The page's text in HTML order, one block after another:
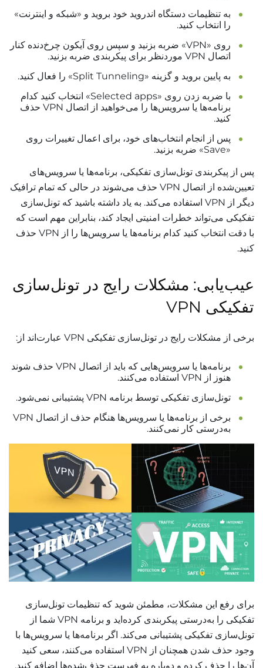
به تنظیمات دستگاه اندروید خود بروید و «شبکه و اینترنت»
را انتخاب کنید.
روی «VPN» ضربه بزنید و سپس روی آیکون چرخ‌دنده کنار
اتصال VPN موردنظر برای پیکربندی ضربه بزنید.
به پایین بروید و گزینه «Split Tunneling» را فعال کنید.
با ضربه زدن روی «Selected apps» انتخاب کنید کدام
برنامه‌ها یا سرویس‌ها را می‌خواهید از اتصال VPN حذف
کنید.
پس از انجام انتخاب‌های خود، برای اعمال تغییرات روی
«Save» ضربه بزنید.
پس از پیکربندی تونل‌سازی تفکیکی، برنامه‌ها یا سرویس‌های
تعیین‌شده از اتصال VPN حذف می‌شوند در حالی که تمام ترافیک
دیگر از VPN استفاده می‌کند. به یاد داشته باشید که تونل‌سازی
تفکیکی می‌تواند خطرات امنیتی ایجاد کند، بنابراین مهم است که
با دقت انتخاب کنید کدام برنامه‌ها یا سرویس‌ها را از VPN حذف
کنید.
عیب‌یابی: مشکلات رایج در تونل‌سازی
تفکیکی VPN
برخی از مشکلات رایج در تونل‌سازی تفکیکی VPN عبارت‌اند از:
برنامه‌ها یا سرویس‌هایی که باید از اتصال VPN حذف شوند
هنوز از VPN استفاده می‌کنند.
تونل‌سازی تفکیکی توسط برنامه VPN پشتیبانی نمی‌شود.
برخی از برنامه‌ها یا سرویس‌ها هنگام حذف از اتصال VPN
به‌درستی کار نمی‌کنند.
برای رفع این مشکلات، مطمئن شوید که تنظیمات تونل‌سازی
تفکیکی را به‌درستی پیکربندی کرده‌اید و برنامه VPN شما از
تونل‌سازی تفکیکی پشتیبانی می‌کند. اگر برنامه‌ها یا سرویس‌ها با
وجود حذف شدن همچنان از VPN استفاده می‌کنند، سعی کنید
آن‌ها را حذف کرده و دوباره به فهرست حذف‌شده‌ها اضافه کنید.